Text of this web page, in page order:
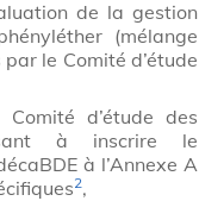
de la gestion
(mélange
le Comité d’étude
d’étude des
à inscrire le
à l’Annexe A
2,